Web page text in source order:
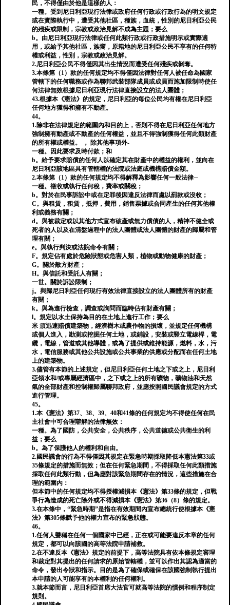
民，不得僅由於他是這樣的人：
一種。受到尼日利亞現行法律或政府任何行政或行政行為的明文規定
或在實際執行中，遭受其他社區，種族，血統，性別的尼日利亞公民
的殘疾或限制，宗教或政治見解不成為主題；要么
b。由尼日利亞現行法律或任何此類行政或行政措施明示或實際適
用，或給予其他社區，族裔，原籍地的尼日利亞公民不享有的任何特
權或利益，性別，宗教或政治見解。
2.尼日利亞公民不得僅因其出生情況而遭受任何殘疾或剝奪。
3.本條第（1）款的任何規定均不得僅因法律對任何人被任命為國家
管轄下的任何職務或作為聯邦武裝部隊成員或成員而施加限制時使任
何法律無效根據尼日利亞現行法律直接設立的法人團體；
43.根據本《憲法》的規定，尼日利亞的每位公民均有權在尼日利亞
任何地方獲得和擁有不動產。
44。
1.除非在法律規定的範圍內和目的上，否則不得在尼日利亞任何地方
強制擁有動產或不動產的任何權益，並且不得強制獲得任何此類財產
的所有權或權益。 ， 除其他事項外-
一種。因此要求及時付款；和
b。給予要求賠償的任何人以確定其在財產中的權益的權利，並向在
尼日利亞該地區具有管轄權的法院或法庭或機構賠償金額。
2.本條第（1）款的任何規定均不得解釋為影響任何一般法律─
一種。徵收或執行任何稅，費率或關稅；
b。對於在民事訴訟中或在定罪後因違反法律而處以罰款或沒收；
C。與租賃，租賃，抵押，費用，銷售票據或合同產生的任何其他權
利或義務有關；
d。與被裁定或以其他方式宣布破產或無力償債的人，精神不健全或
死者的人以及在清盤過程中的法人團體或法人團體的財產的歸屬和管
理有關；
e。與執行判決或法院命令有關；
F。規定佔有處於危險狀態或危害人類，植物或動物健康的財產；
G。關於敵方財產；
H。與信託和受託人有關；
一世。關於訴訟限制；
j。與歸尼日利亞任何現行有效法律直接設立的法人團體所有的財產
有關；
k。與為進行檢查，調查或詢問而臨時佔有財產有關；
l。規定以水土保持為目的在土地上進行工作；要么
米 須迅速賠償建築物，經濟樹木或農作物的損壞，並規定任何機構
或個人進入，勘測或挖掘任何土地，或鋪設，安裝或豎立電線桿，電
纜，電線，管道或其他導體，或為了提供或維持能源，燃料，水，污
水，電信服務或其他公共設施或公共事業的供應或分配而在任何土地
上的建築物。
3.儘管有本節的上述規定，但尼日利亞任何土地之下或之上，尼日利
亞領水和/或專屬經濟區中，之下或之上的所有礦物，礦物油和天然
氣的全部財產和控制權歸屬聯邦政府，並應按照國民議會規定的方式
進行管理。
45。
1.本《憲法》第37、38、39、40和41條的任何規定均不得使任何在民
主社會中可合理辯解的法律無效：
一種。為了國防，公共安全，公共秩序，公共道德或公共衛生的利
益；要么
b。為了保護他人的權利和自由。
2.國民議會的行為不得僅因其規定在緊急時期採取降低本憲法第33或
35條規定的措施而無效；但在任何緊急期間，不得採取任何此類措施
採取任何此類行動，但為應對該緊急期間存在的情況，這些措施在合
理的範圍內：
但本節中的任何規定均不得授權減損本《憲法》第33條的規定，但戰
爭行為造成的死亡除外或不得減損本《憲法》第36（8）條的規定。
3.在本條中，“緊急時期”是指在有效期間內宣布總統行使根據本《憲
法》第305條賦予他的權力宣布的緊急狀態。
46。
1.任何人聲稱在任何一個國家中已經，正在或可能要違反本章的任何
規定，都可以向該國的高等法院申請補救。
2.在不違反本《憲法》規定的前提下，高等法院具有依本條規定審理
和裁定對其提出的任何請求的原始管轄權，並可以作出其認為適當的
命令，發出令狀和指示。目的是為了確保或確保在該國強制執行提出
本申請的人可能享有的本權利的任何權利。
3.就本節而言，尼日利亞首席大法官可就高等法院的慣例和程序制定
規則。